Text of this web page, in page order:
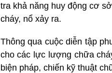
tra khả năng huy động cơ
cháy, nổ xảy ra.
Thông qua cuộc diễn tập
cho các lực lượng chữa
biện pháp, chiến kỹ thuật